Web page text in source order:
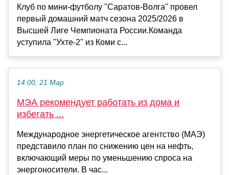
Клуб по мини-футболу "Саратов-Волга" провел
первый домашний матч сезона 2025/2026 в
Высшей Лиге Чемпионата России.Команда
уступила "Ухте-2" из Коми с...
14:00, 21 Мар
МЭА рекомендует работать из дома и
избегать ...
Международное энергетическое агентство (МАЭ)
представило план по снижению цен на нефть,
включающий меры по уменьшению спроса на
энергоносители. В час...